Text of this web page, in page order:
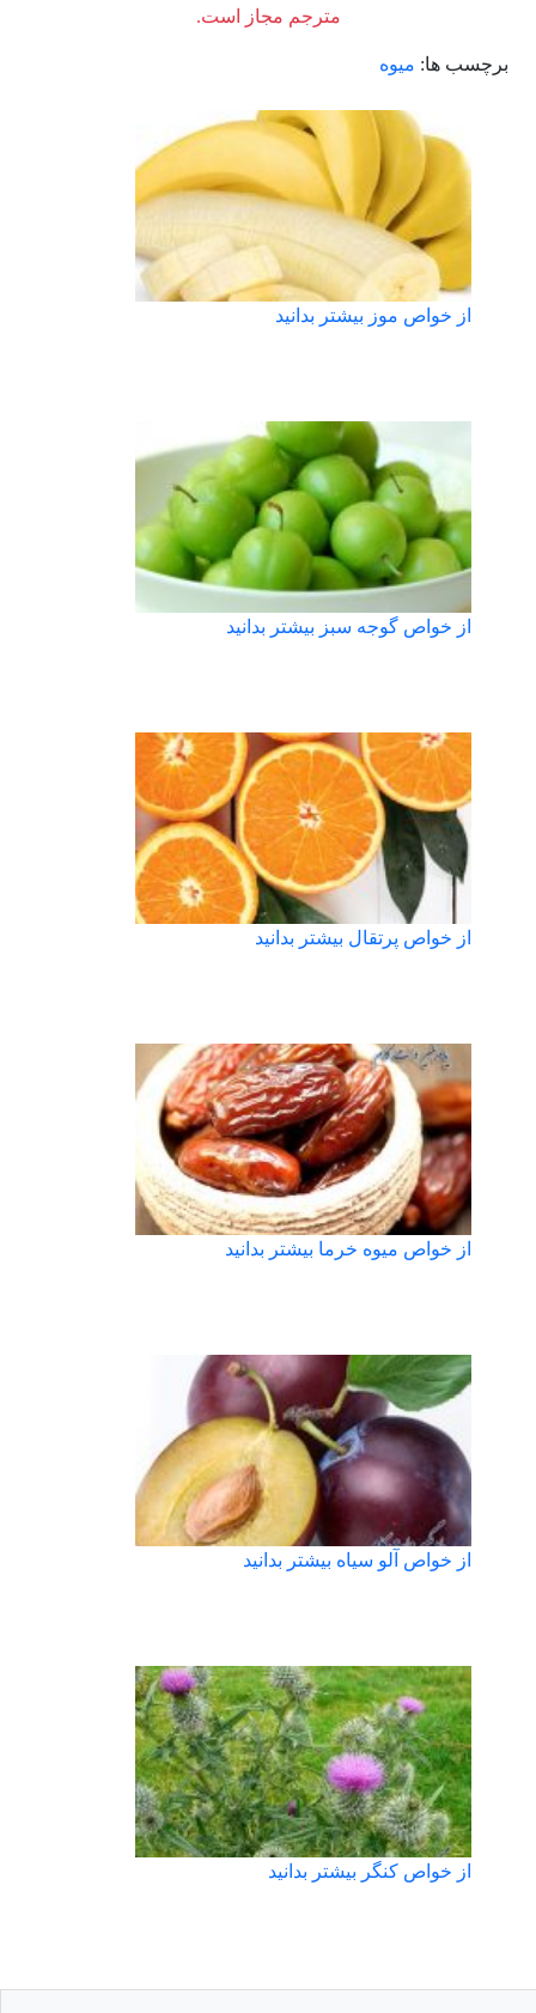
مترجم مجاز است.
برچسب ها: میوه
از خواص موز بیشتر بدانید
از خواص گوجه سبز بیشتر بدانید
از خواص پرتقال بیشتر بدانید
از خواص میوه خرما بیشتر بدانید
از خواص آلو سیاه بیشتر بدانید
از خواص کنگر بیشتر بدانید